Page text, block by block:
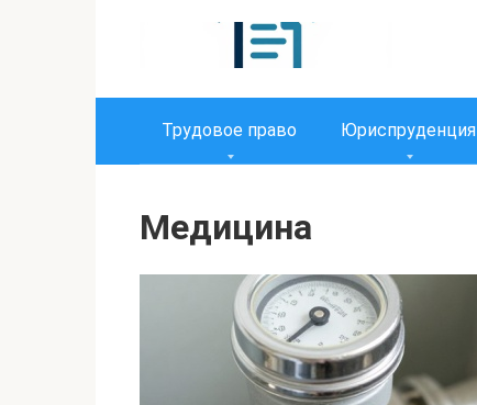
Трудовое право Юриспруденция
Медицина